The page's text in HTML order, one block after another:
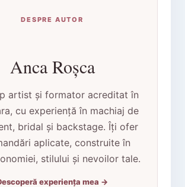
DESPRE AUTOR
Anca Roșca
artist și formator acreditat în
cu experiență în machiaj de
bridal și backstage. Îți ofer
aplicate, construite în
stilului și nevoilor tale.
experiența mea →